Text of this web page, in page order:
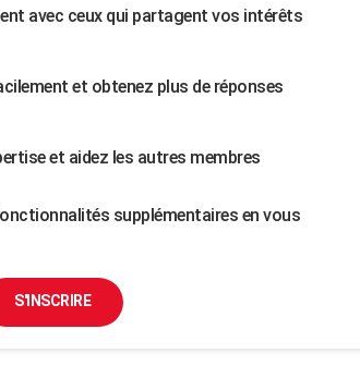
avec ceux qui partagent vos intérêts
et obtenez plus de réponses
et aidez les autres membres
supplémentaires en vous
S'INSCRIRE